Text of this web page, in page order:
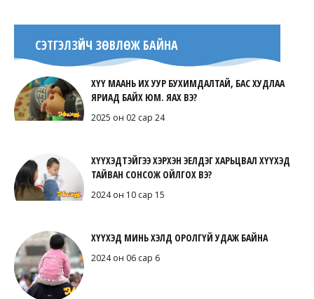
СЭТГЭЛЗҮЙЧ ЗӨВЛӨЖ БАЙНА
ХҮҮ МААНЬ ИХ УУР БУХИМДАЛТАЙ, БАС ХУДЛАА
ЯРИАД БАЙХ ЮМ. ЯАХ ВЭ?
2025 он 02 сар 24
ХҮҮХЭДТЭЙГЭЭ ХЭРХЭН ЭЕЛДЭГ ХАРЬЦВАЛ ХҮҮХЭД
ТАЙВАН СОНСОЖ ОЙЛГОХ ВЭ?
2024 он 10 сар 15
ХҮҮХЭД МИНЬ ХЭЛД ОРОЛГҮЙ УДАЖ БАЙНА
2024 он 06 сар 6